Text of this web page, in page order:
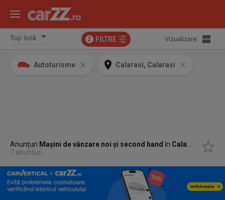
2 FILTRE Vizualizare:
Autoturisme Calarasi, Calarasi
Anunțuri Mașini de vânzare noi și second hand în Calarasi, Calarasi
7 anunțuri